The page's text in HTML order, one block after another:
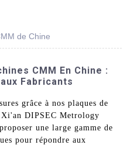
de Chine
CMM En Chine :
Fabricants
grâce à nos plaques de
DIPSEC Metrology
une large gamme de
pour répondre aux